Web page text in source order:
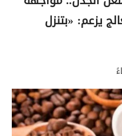
يزعم: «بتنزل